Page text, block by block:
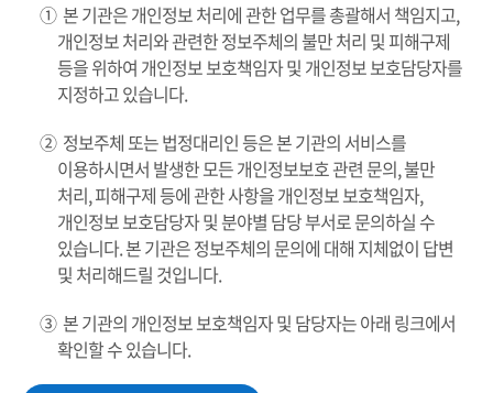
① 본 기관은 개인정보 처리에 관한 업무를 총괄해서 책임지고,
개인정보 처리와 관련한 정보주체의 불만 처리 및 피해구제
등을 위하여 개인정보 보호책임자 및 개인정보 보호담당자를
지정하고 있습니다.
② 정보주체 또는 법정대리인 등은 본 기관의 서비스를
이용하시면서 발생한 모든 개인정보보호 관련 문의, 불만
처리, 피해구제 등에 관한 사항을 개인정보 보호책임자,
개인정보 보호담당자 및 분야별 담당 부서로 문의하실 수
있습니다. 본 기관은 정보주체의 문의에 대해 지체없이 답변
및 처리해드릴 것입니다.
③ 본 기관의 개인정보 보호책임자 및 담당자는 아래 링크에서
확인할 수 있습니다.